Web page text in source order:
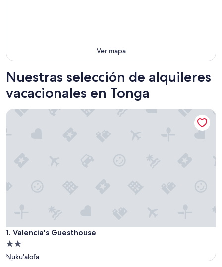
Ver mapa
Nuestras selección de alquileres
vacacionales en Tonga
1. Valencia's Guesthouse
Valencia's Guesthouse
Propiedad
de
Nuku'alofa
Valencia's Guesthouse